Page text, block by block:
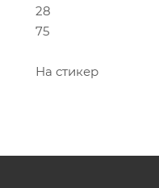
28
75
На стикер